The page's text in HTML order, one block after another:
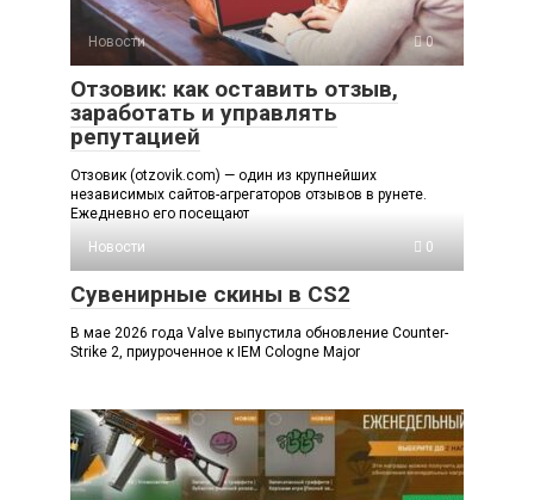
Новости 0
Отзовик: как оставить отзыв,
заработать и управлять
репутацией
Отзовик (otzovik.com) — один из крупнейших
независимых сайтов-агрегаторов отзывов в рунете.
Ежедневно его посещают
Новости
0
Сувенирные скины в CS2
В мае 2026 года Valve выпустила обновление Counter-
Strike 2, приуроченное к IEM Cologne Major